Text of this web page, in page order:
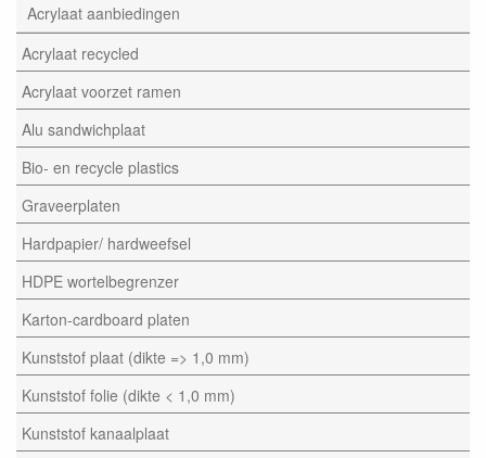
Acrylaat aanbiedingen
Acrylaat recycled
Acrylaat voorzet ramen
Alu sandwichplaat
Bio- en recycle plastics
Graveerplaten
Hardpapier/ hardweefsel
HDPE wortelbegrenzer
Karton-cardboard platen
Kunststof plaat (dikte => 1,0 mm)
Kunststof folie (dikte < 1,0 mm)
Kunststof kanaalplaat